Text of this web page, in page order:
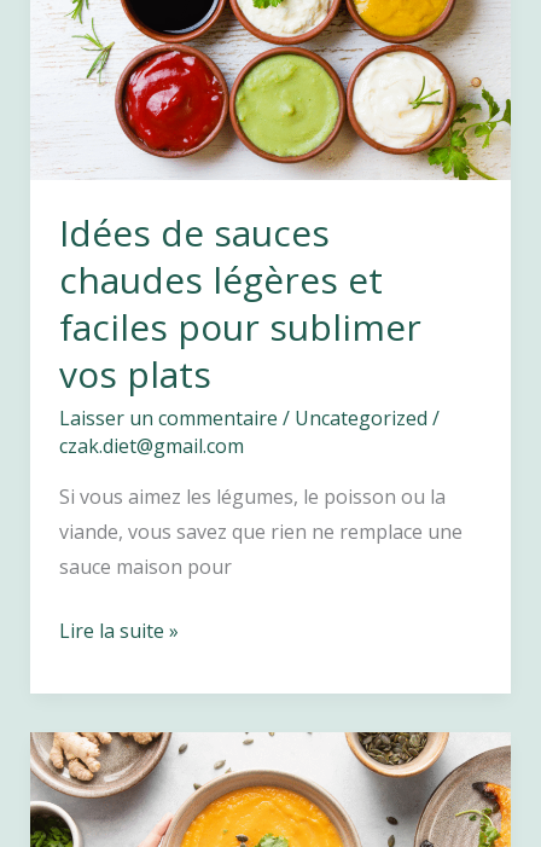
fêtes
sans
se
priver
Idées de sauces
chaudes légères et
faciles pour sublimer
vos plats
Laisser un commentaire / Uncategorized /
czak.diet@gmail.com
Si vous aimez les légumes, le poisson ou la
viande, vous savez que rien ne remplace une
sauce maison pour
Idées
sauces
chaudes
légères
et
faciles
Lire la suite »